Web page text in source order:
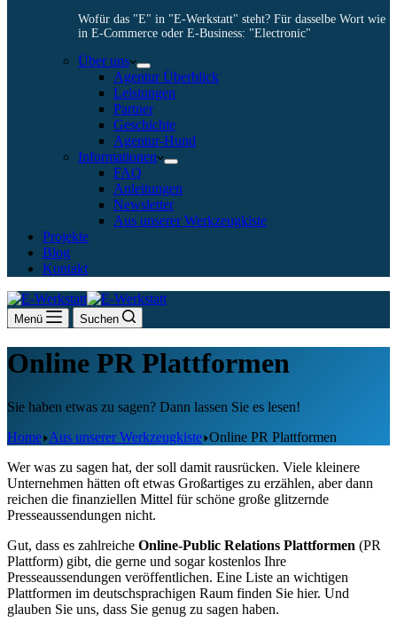
Wofür das "E" in "E-Werkstatt" steht? Für dasselbe Wort wie
in E-Commerce oder E-Business: "Electronic"
Über uns
Agentur Überblick
Leistungen
Partner
Geschichte
Agentur-Hund
Informationen
FAQ
Anleitungen
Newsletter
Aus unserer Werkzeugkiste
Projekte
Blog
Kontakt
Menü Suchen
Online PR Plattformen
Sie haben etwas zu sagen? Dann lassen Sie es lesen!
Home Aus unserer Werkzeugkiste Online PR Plattformen
Wer was zu sagen hat, der soll damit rausrücken. Viele kleinere
Unternehmen hätten oft etwas Großartiges zu erzählen, aber dann
reichen die finanziellen Mittel für schöne große glitzernde
Presseaussendungen nicht.
Gut, dass es zahlreiche Online-Public Relations Plattformen (PR
Plattform) gibt, die gerne und sogar kostenlos Ihre
Presseaussendungen veröffentlichen. Eine Liste an wichtigen
Plattformen im deutschsprachigen Raum finden Sie hier. Und
glauben Sie uns, dass Sie genug zu sagen haben.